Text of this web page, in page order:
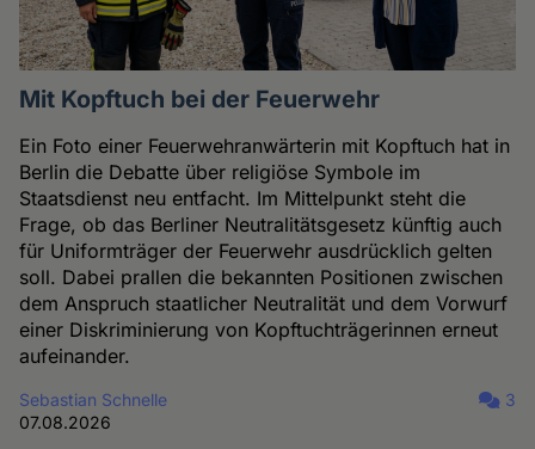
Mit Kopftuch bei der Feuerwehr
Ein Foto einer Feuerwehranwärterin mit Kopftuch hat in
Berlin die Debatte über religiöse Symbole im
Staatsdienst neu entfacht. Im Mittelpunkt steht die
Frage, ob das Berliner Neutralitätsgesetz künftig auch
für Uniformträger der Feuerwehr ausdrücklich gelten
soll. Dabei prallen die bekannten Positionen zwischen
dem Anspruch staatlicher Neutralität und dem Vorwurf
einer Diskriminierung von Kopftuchträgerinnen erneut
aufeinander.
Sebastian Schnelle
07.08.2026
3